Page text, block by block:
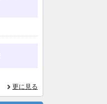
更に見る